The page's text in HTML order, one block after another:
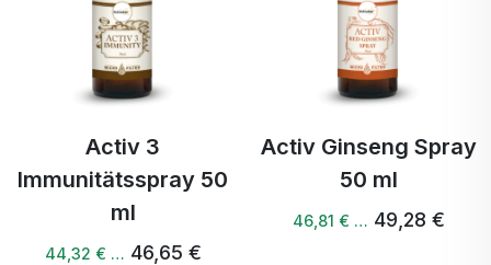
Activ 3
Immunitätsspray 50
ml
44,32 € … 46,65 €
Activ Ginseng Spray
50 ml
46,81 € … 49,28 €